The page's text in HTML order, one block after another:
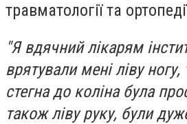
травматології та
"Я вдячний лікарям
врятували мені ліву
стегна до коліна була
також ліву руку, були